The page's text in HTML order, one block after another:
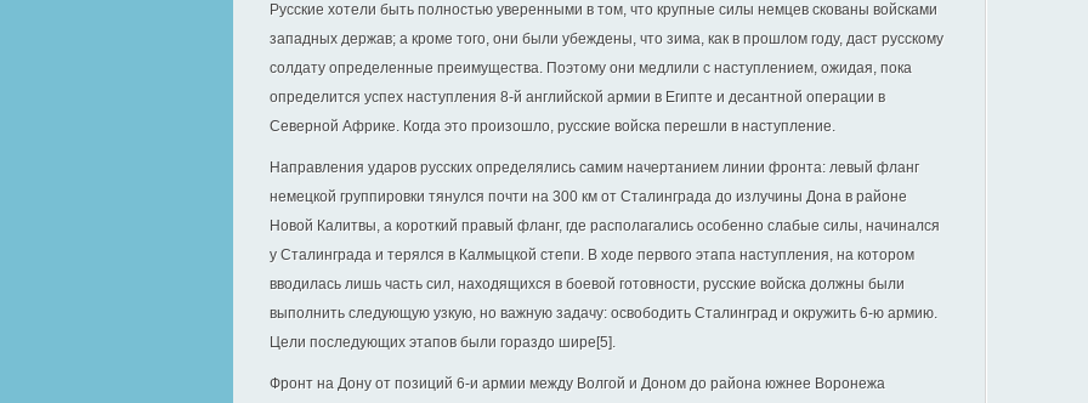
Русские хотели быть полностью уверенными в том, что крупные силы немцев скованы войсками
западных держав; а кроме того, они были убеждены, что зима, как в прошлом году, даст русскому
солдату определенные преимущества. Поэтому они медлили с наступлением, ожидая, пока
определится успех наступления 8‑й английской армии в Египте и десантной операции в
Северной Африке. Когда это произошло, русские войска перешли в наступление.
Направления ударов русских определялись самим начертанием линии фронта: левый фланг
немецкой группировки тянулся почти на 300 км от Сталинграда до излучины Дона в районе
Новой Калитвы, а короткий правый фланг, где располагались особенно слабые силы, начинался
у Сталинграда и терялся в Калмыцкой степи. В ходе первого этапа наступления, на котором
вводилась лишь часть сил, находящихся в боевой готовности, русские войска должны были
выполнить следующую узкую, но важную задачу: освободить Сталинград и окружить 6‑ю армию.
Цели последующих этапов были гораздо шире[5].
Фронт на Дону от позиций 6‑и армии между Волгой и Доном до района южнее Воронежа